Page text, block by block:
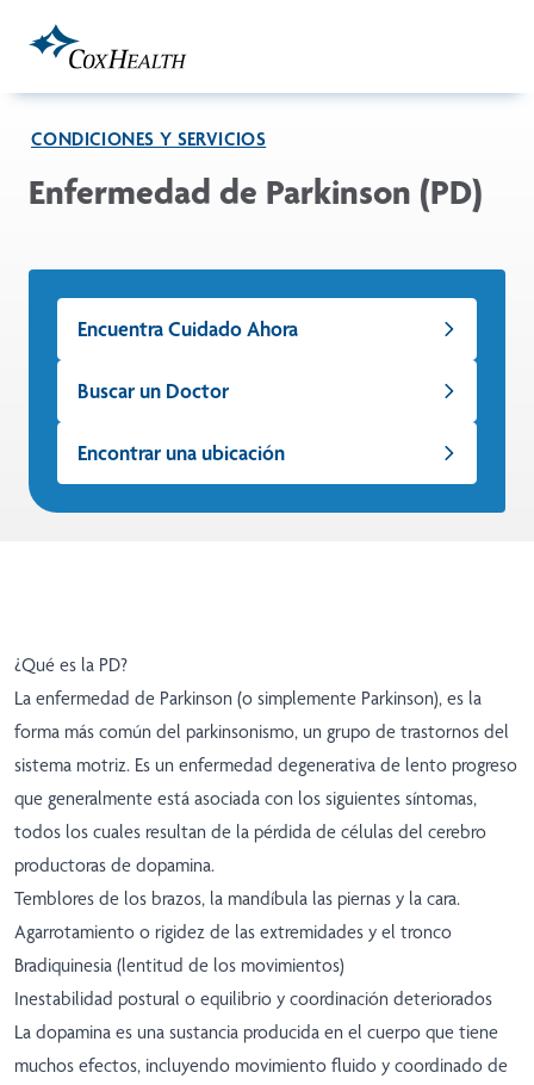
CONDICIONES Y SERVICIOS
Enfermedad de Parkinson (PD)
Encuentra Cuidado Ahora
Buscar un Doctor
Encontrar una ubicación
¿Qué es la PD?
La enfermedad de Parkinson (o simplemente Parkinson), es la
forma más común del parkinsonismo, un grupo de trastornos del
sistema motriz. Es un enfermedad degenerativa de lento progreso
que generalmente está asociada con los siguientes síntomas,
todos los cuales resultan de la pérdida de células del cerebro
productoras de dopamina.
Temblores de los brazos, la mandíbula las piernas y la cara.
Agarrotamiento o rigidez de las extremidades y el tronco
Bradiquinesia (lentitud de los movimientos)
Inestabilidad postural o equilibrio y coordinación deteriorados
La dopamina es una sustancia producida en el cuerpo que tiene
muchos efectos, incluyendo movimiento fluido y coordinado de